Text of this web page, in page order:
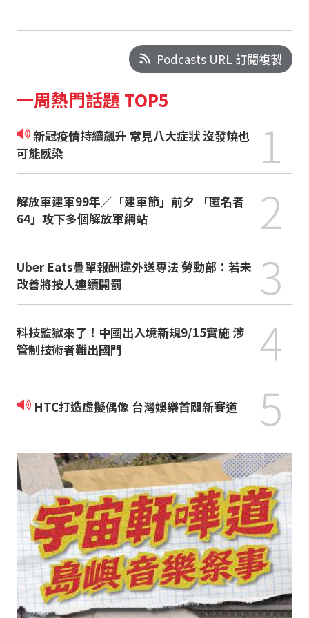
Podcasts URL 訂閱複製
一周熱門話題 TOP5
新冠疫情持續飆升 常見八大症狀 沒發燒也
可能感染
1
解放軍建軍99年／「建軍節」前夕 「匿名者
64」攻下多個解放軍網站
2
Uber Eats疊單報酬違外送專法 勞動部：若未
改善將按人連續開罰
3
科技監獄來了！中國出入境新規9/15實施 涉
管制技術者難出國門
4
HTC打造虛擬偶像 台灣娛樂首闢新賽道 5